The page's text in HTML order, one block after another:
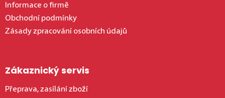
Informace o firmě
Obchodní podmínky
Zásady zpracování osobních údajů
Zákaznický servis
Přeprava, zasílání zboží